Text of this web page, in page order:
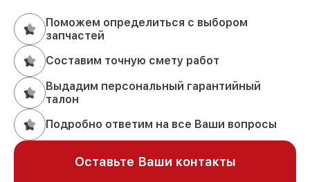
Поможем определиться с выбором
запчастей
Составим точную смету работ
Выдадим персональный гарантийный
талон
Подробно ответим на все Ваши вопросы
Оставьте Ваши контакты